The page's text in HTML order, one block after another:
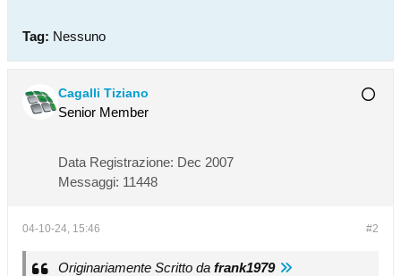
Tag: Nessuno
Cagalli Tiziano
Senior Member
Data Registrazione: Dec 2007
Messaggi: 11448
#2
04-10-24, 15:46
Originariamente Scritto da frank1979